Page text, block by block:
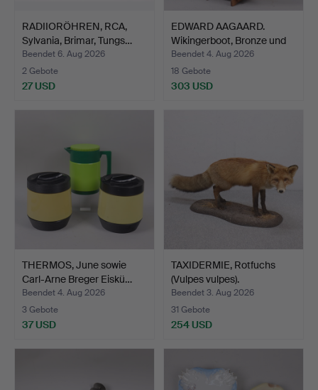
RADIIORÖHREN, RCA,
Sylvania, Brimar, Tungs…
Beendet 6. Aug 2026
2 Gebote
27 USD
EDWARD AAGAARD.
Wikingerboot, Bronze und
K…
Beendet 4. Aug 2026
18 Gebote
303 USD
THERMOS, June sowie
Carl-Arne Breger Eiskü…
Beendet 4. Aug 2026
3 Gebote
37 USD
TAXIDERMIE, Rotfuchs
(Vulpes vulpes).
Beendet 3. Aug 2026
31 Gebote
254 USD